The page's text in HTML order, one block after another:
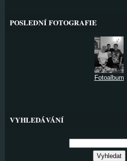
POSLEDNÍ FOTOGRAFIE
Fotoalbum
VYHLEDÁVÁNÍ